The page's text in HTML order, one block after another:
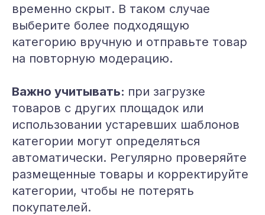
временно скрыт. В таком случае
выберите более подходящую
категорию вручную и отправьте товар
на повторную модерацию.
Важно учитывать: при загрузке
товаров с других площадок или
использовании устаревших шаблонов
категории могут определяться
автоматически. Регулярно проверяйте
размещенные товары и корректируйте
категории, чтобы не потерять
покупателей.